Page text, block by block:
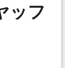
ッフ